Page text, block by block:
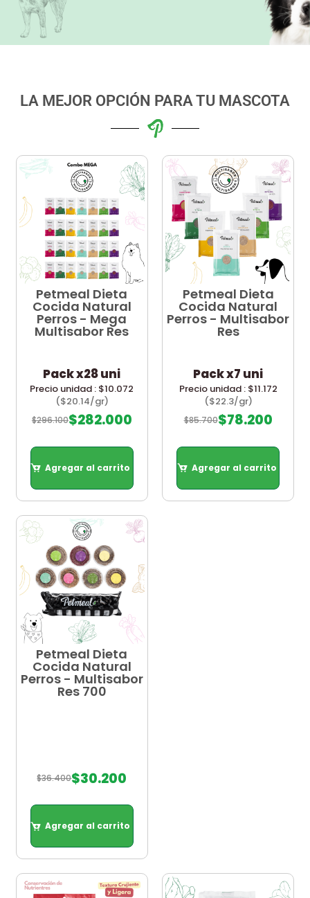
LA MEJOR OPCIÓN PARA TU MASCOTA
Petmeal Dieta
Cocida Natural
Perros - Mega
Multisabor Res
Pack x28 uni
Precio unidad : $10.072
($20.14/gr)
$296.100$282.000
Agregar al carrito
Petmeal Dieta
Cocida Natural
Perros - Multisabor
Res
Pack x7 uni
Precio unidad : $11.172
($22.3/gr)
$85.700$78.200
Agregar al carrito
Petmeal Dieta
Cocida Natural
Perros - Multisabor
Res 700
$36.400$30.200
Agregar al carrito